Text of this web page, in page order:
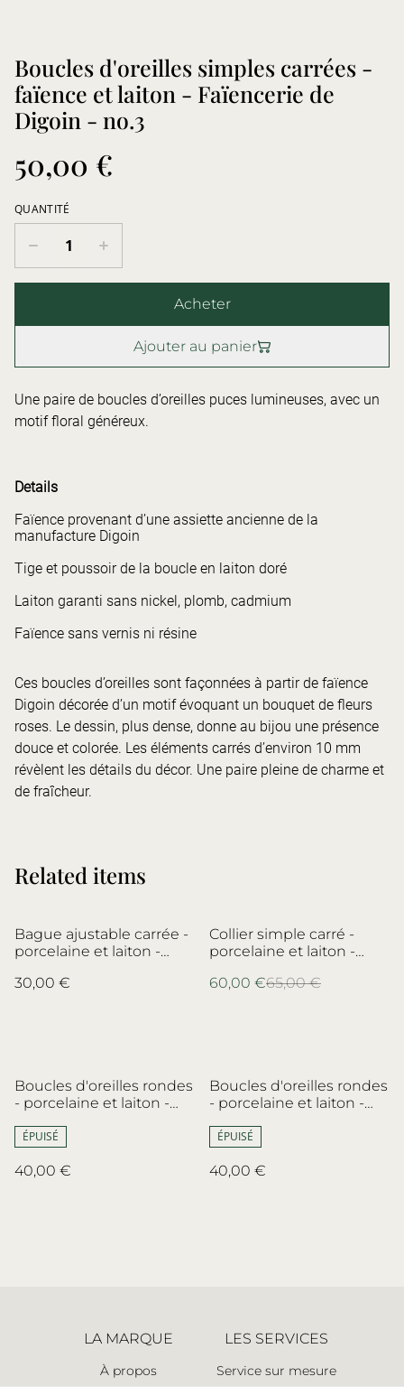
Boucles d'oreilles simples carrées -
faïence et laiton - Faïencerie de
Digoin - no.3
50,00 €
QUANTITÉ
Acheter
Ajouter au panier
Une paire de boucles d’oreilles puces lumineuses, avec un
motif floral généreux.
Details
Faïence provenant d’une assiette ancienne de la
manufacture Digoin
Tige et poussoir de la boucle en laiton doré
Laiton garanti sans nickel, plomb, cadmium
Faïence sans vernis ni résine
Ces boucles d’oreilles sont façonnées à partir de faïence
Digoin décorée d’un motif évoquant un bouquet de fleurs
roses. Le dessin, plus dense, donne au bijou une présence
douce et colorée. Les éléments carrés d’environ 10 mm
révèlent les détails du décor. Une paire pleine de charme et
de fraîcheur.
Related items
Bague ajustable carrée -
porcelaine et laiton -
Haviland, Limoges - no.4
30,00 €
%
Collier simple carré -
porcelaine et laiton -
Bernardaud
60,00 €65,00 €
Boucles d'oreilles rondes
- porcelaine et laiton -
no.8
ÉPUISÉ
40,00 €
Boucles d'oreilles rondes
- porcelaine et laiton -
ÉPUISÉ
40,00 €
LA MARQUE
À propos
LES SERVICES
Service sur mesure